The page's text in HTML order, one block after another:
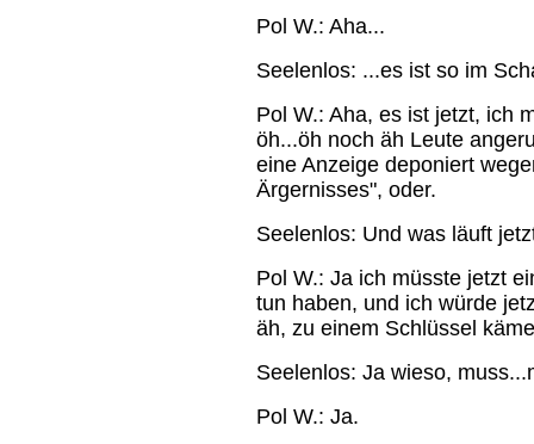
Pol W.: Aha...
Seelenlos: ...es ist so im
Pol W.: Aha, es ist jetzt, ich
öh...öh noch äh Leute
eine Anzeige deponiert
Ärgernisses", oder.
Seelenlos: Und was läuft
Pol W.: Ja ich müsste jetzt
tun haben, und ich würde
äh, zu einem Schlüssel
Seelenlos: Ja wieso,
Pol W.: Ja.